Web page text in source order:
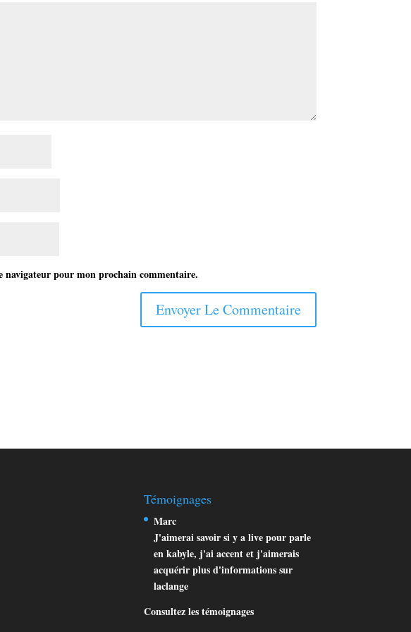
pour mon prochain commentaire.
Témoignages
Marc
J'aimerai savoir si y a live pour parle
en kabyle, j'ai accent et j'aimerais
acquérir plus d'informations sur
laclange
Consultez les témoignages